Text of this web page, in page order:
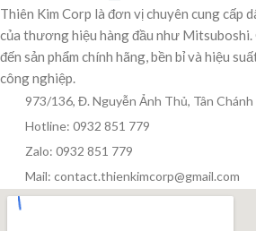
Thiên Kim Corp là đơn vị chuyên cung cấp
của thương hiệu hàng đầu như Mitsuboshi.
đến sản phẩm chính hãng, bền bỉ và hiệu
công nghiệp.
973/136, Đ. Nguyễn Ảnh Thủ, Tân
Hotline: 0932 851 779
Zalo: 0932 851 779
Mail: contact.thienkimcorp@gmail.com